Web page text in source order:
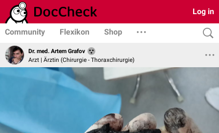
Log in
Community Flexikon Shop
Dr. med. Artem Grafov
Arzt | Ärztin (Chirurgie - Thoraxchirurgie)